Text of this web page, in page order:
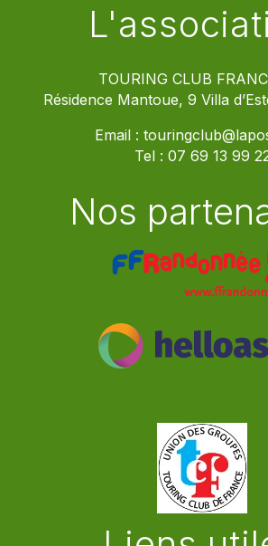
TOURING CLUB
Résidence Mantoue, 9 Villa
Email :
Tel : 07 69 13 99
Nos